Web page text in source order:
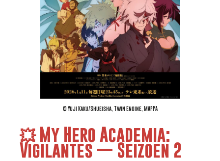
© Yuji Kaku/Shueisha, Twin Engine, MAPPA
💥 My Hero Academia:
Vigilantes — Seizoen 2